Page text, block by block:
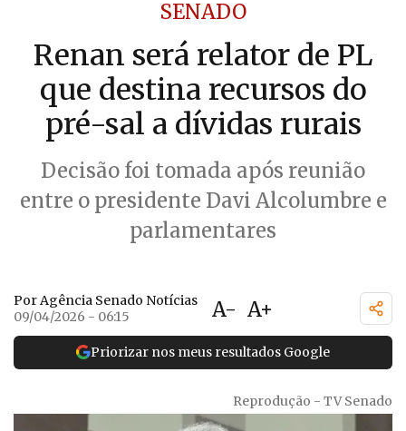
SENADO
Renan será relator de PL
que destina recursos do
pré-sal a dívidas rurais
Decisão foi tomada após reunião
entre o presidente Davi Alcolumbre e
parlamentares
Por Agência Senado Notícias
09/04/2026 - 06:15
A- A+
Priorizar nos meus resultados Google
Reprodução - TV Senado